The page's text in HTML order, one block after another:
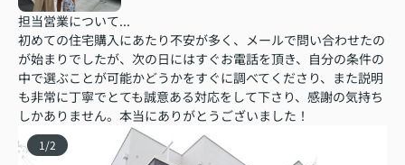
担当営業について...
初めての住宅購入にあたり不安が多く、メールで問い合わせたの
が始まりでしたが、次の日にはすぐお電話を頂き、自分の条件の
中で選ぶことが可能かどうかをすぐに調べてくださり、また説明
も非常に丁寧でとても誠意ある対応をして下さり、感謝の気持ち
しかありません。本当にありがとうございました！
1 /2